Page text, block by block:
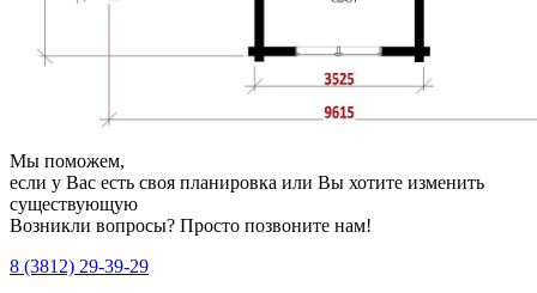
Мы поможем,
если у Вас есть своя планировка или Вы хотите изменить
существующую
Возникли вопросы? Просто позвоните нам!
8 (3812) 29-39-29